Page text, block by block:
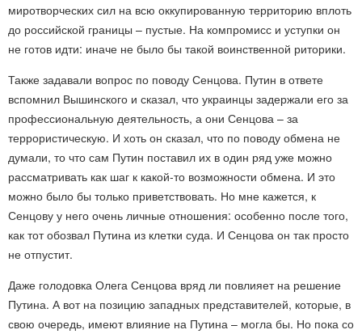
миротворческих сил на всю оккупированную территорию вплоть
до российской границы – пустые. На компромисс и уступки он
не готов идти: иначе не было бы такой воинственной риторики.
Также задавали вопрос по поводу Сенцова. Путин в ответе
вспомнил Вышинского и сказал, что украинцы задержали его за
профессиональную деятельность, а они Сенцова – за
террористическую. И хоть он сказал, что по поводу обмена не
думали, то что сам Путин поставил их в один ряд уже можно
рассматривать как шаг к какой-то возможности обмена. И это
можно было бы только приветствовать. Но мне кажется, к
Сенцову у него очень личные отношения: особенно после того,
как тот обозвал Путина из клетки суда. И Сенцова он так просто
не отпустит.
Даже голодовка Олега Сенцова вряд ли повлияет на решение
Путина. А вот на позицию западных представителей, которые, в
свою очередь, имеют влияние на Путина – могла бы. Но пока со